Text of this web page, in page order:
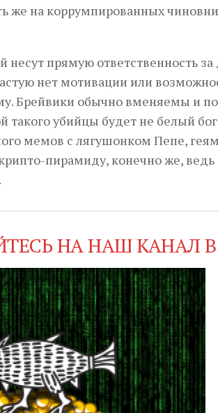
же на коррумпированных
несут прямую ответственность
нет мотивации или
Брейвики обычно вменяемы и
такого убийцы будет не белый
мемов с лягушонком Пепе,
пирамиду, конечно же, ведь
НА НАШ КАНАЛ В